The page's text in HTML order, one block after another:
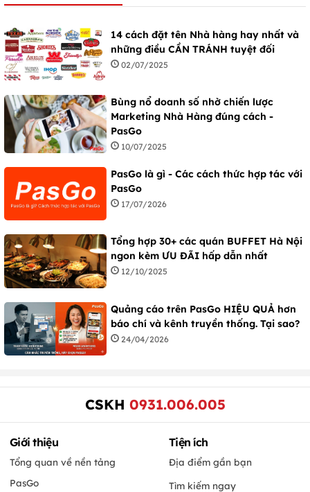
14 cách đặt tên Nhà hàng hay nhất và
những điều CẦN TRÁNH tuyệt đối
02/07/2025
Bùng nổ doanh số nhờ chiến lược
Marketing Nhà Hàng đúng cách -
PasGo
10/07/2025
PasGo là gì - Các cách thức hợp tác với
PasGo
17/07/2026
Tổng hợp 30+ các quán BUFFET Hà Nội
ngon kèm ƯU ĐÃI hấp dẫn nhất
12/10/2025
Quảng cáo trên PasGo HIỆU QUẢ hơn
báo chí và kênh truyền thống. Tại sao?
24/04/2026
CSKH 0931.006.005
Giới thiệu
Tổng quan về nền tảng
PasGo
Tiện ích
Địa điểm gần bạn
Tìm kiếm ngay